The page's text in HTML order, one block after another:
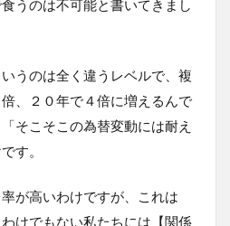
うのは不可能と書いてきまし
うのは全く違うレベルで、複
、２０年で４倍に増えるんで
そこそこの為替変動には耐え
す。
が高いわけですが、これは
わけでもない私たちには【関係